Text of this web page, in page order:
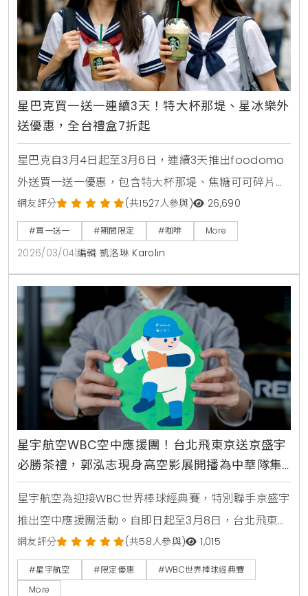
星巴克買一送一連續3天！特大杯那堤、星冰樂外
送優惠，全台禮盒7折起
星巴克自3月4日起至3月6日，連續3天推出foodomo
外送買一送一優惠，包含特大杯那堤、焦糖可可碎片星
冰樂等指定品項。全台門市同步祭出指定禮盒7折活
動，多款熱銷餅乾與點心罐限時下殺，讓您在雨天也能
輕鬆享受咖啡時光。
網友評分 (共1527人參與) 26,690
#買一送一 #期間限定 #咖啡 More
2026/03/04 編輯 凱洛琳 Karolin
星宇航空WBC空中應援團！台北飛東京送京盛宇
必勝茶禮，郭泓志現身高空影展開播為中華隊集
氣
星宇航空為迎接WBC世界棒球經典賽，特別聯手京盛宇
推出空中應援團活動。自即日起至3月8日，台北飛東京
航線旅客可獲限定茶禮，機上更同步推出棒球主題影展
與郭泓志應援影片，邀請乘客一同在萬米高空為中華隊
集氣。
網友評分 (共58人參與) 1,015
#星宇航空 #限定優惠
#WBC世界棒球經典賽
More